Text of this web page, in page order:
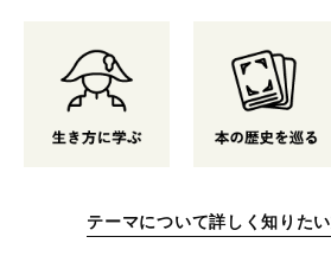
テーマについて詳しく知りた